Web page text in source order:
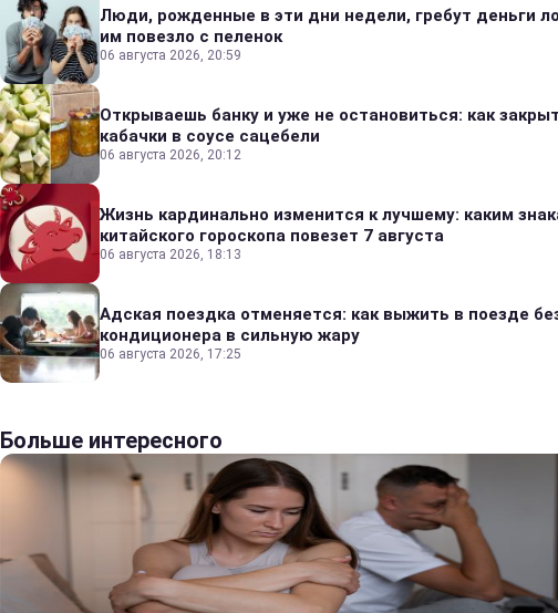
Люди, рожденные в эти дни недели, гребут деньги
им повезло с пеленок
06 августа 2026, 20:59
Открываешь банку и уже не остановиться: как
кабачки в соусе сацебели
06 августа 2026, 20:12
Жизнь кардинально изменится к лучшему: каким
китайского гороскопа повезет 7 августа
06 августа 2026, 18:13
Адская поездка отменяется: как выжить в поезде
кондиционера в сильную жару
06 августа 2026, 17:25
Больше интересного